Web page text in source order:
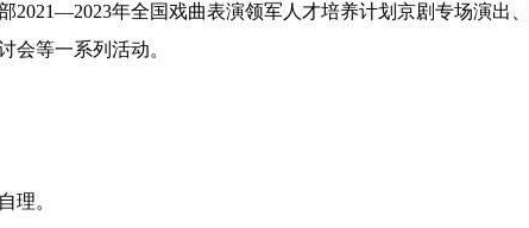
年全国戏曲表演领军人才培养计划京剧专场演出
会等一系列活动。
理。